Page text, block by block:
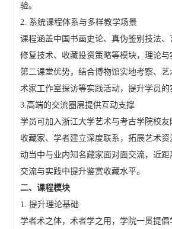
验。
2. 系统课程体系与多样教学场景
课程涵盖中国书画史论、真伪鉴别技法
修复技术、收藏投资策略等模块，理论
第二课堂优势，结合博物馆实地考察、
术家工作室探访等实践活动，提升学员的
3.高端的交流圈层提供互动支撑
学员可加入浙江大学艺术与考古学院校友
收藏家、学者建立深度联系，拓展艺术
动当中与业内知名藏家面对面交流，近
交流与实践中提升鉴赏收藏水平。
二、课程模块
1. 提升理论基础
学者术之体，术者学之用，学院一贯提